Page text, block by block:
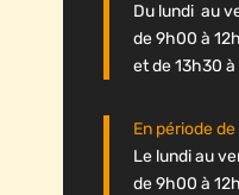
Du lundi au
de 9h00 à
et de 13h30
En période
Le lundi au
de 9h00 à